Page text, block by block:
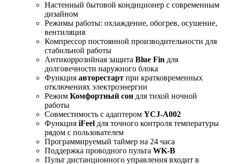
Настенный бытовой кондиционер с современным
дизайном
Режимы работы: охлаждение, обогрев, осушение,
вентиляция
Компрессор постоянной производительности для
стабильной работы
Антикоррозийная защита Blue Fin для
долговечности наружного блока
Функция авторестарт при кратковременных
отключениях электроэнергии
Режим Комфортный сон для тихой ночной
работы
Совместимость с адаптером YCJ-A002
Функция iFeel для точного контроля температуры
рядом с пользователем
Программируемый таймер на 24 часа
Поддержка проводного пульта WK-B
Пульт дистанционного управления входит в